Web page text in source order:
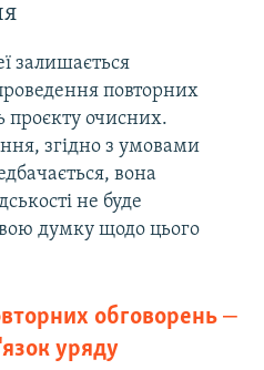
залишається
повторних
проєкту очисних.
згідно з умовами
вона
не буде
думку щодо цього
обговорень ‒
уряду